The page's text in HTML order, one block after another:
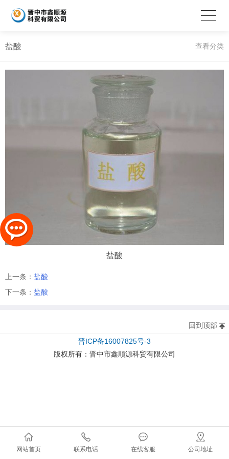
盐酸 查看分类
盐酸
上一条： 盐酸
下一条： 盐酸
网站首页 联系电话 在线客服 公司地址
回到顶部
晋ICP备16007825号-3
版权所有： 晋中市鑫顺源科贸有限公司